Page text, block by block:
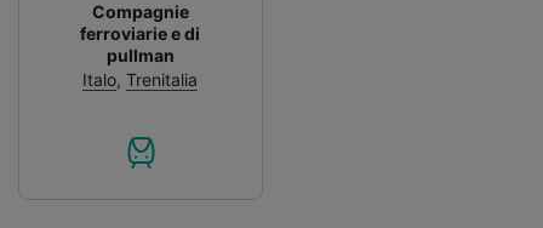
Compagnie
ferroviarie e di
pullman
Italo,Trenitalia